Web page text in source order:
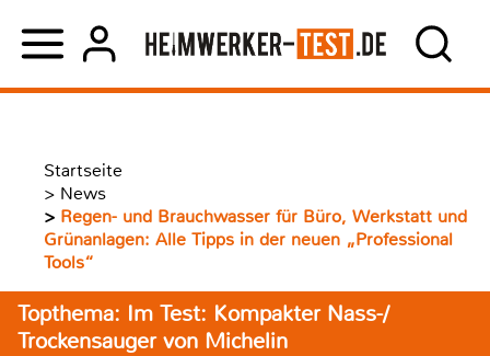
Startseite
> News
> Regen- und Brauchwasser für Büro, Werkstatt und
Grünanlagen: Alle Tipps in der neuen „Professional
Tools“
Topthema: Im Test: Kompakter Nass-/
Trockensauger von Michelin